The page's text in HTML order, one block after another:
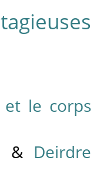
le corps
& Deirdre